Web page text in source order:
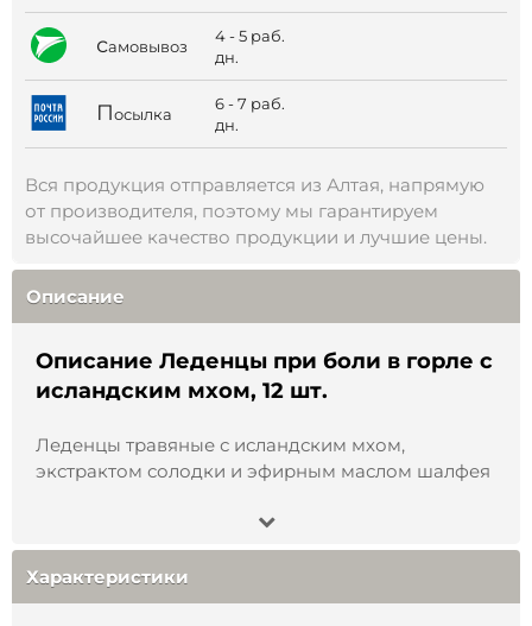
самовывоз
4 - 5 раб.
дн.
Посылка
6 - 7 раб.
дн.
Вся продукция отправляется из Алтая, напрямую
от производителя, поэтому мы гарантируем
высочайшее качество продукции и лучшие цены.
Описание
Описание Леденцы при боли в горле с
исландским мхом, 12 шт.
Леденцы травяные с исландским мхом,
экстрактом солодки и эфирным маслом шалфея
Натуральные травяные леденцы с мягким,
растительными нотами. Удобный формат для
повседневного использования — дома, в дороге
Характеристики